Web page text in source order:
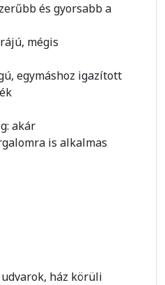
és gyorsabb a
mégis
egymáshoz igazított
akár
is alkalmas
ház körüli